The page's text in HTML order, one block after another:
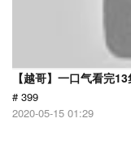
【越哥】一口气看完
# 399
2020-05-15 01:29